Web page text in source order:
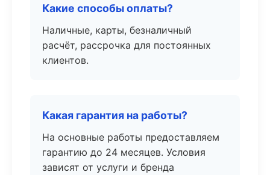
Какие способы оплаты?
Наличные, карты, безналичный
расчёт, рассрочка для постоянных
клиентов.
Какая гарантия на работы?
На основные работы предоставляем
гарантию до 24 месяцев. Условия
зависят от услуги и бренда